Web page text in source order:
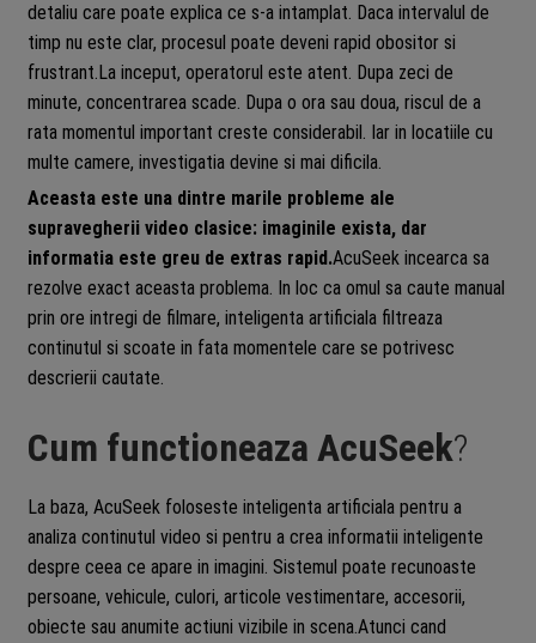
detaliu care poate explica ce s-a intamplat. Daca intervalul de
timp nu este clar, procesul poate deveni rapid obositor si
frustrant.La inceput, operatorul este atent. Dupa zeci de
minute, concentrarea scade. Dupa o ora sau doua, riscul de a
rata momentul important creste considerabil. Iar in locatiile cu
multe camere, investigatia devine si mai dificila.
Aceasta este una dintre marile probleme ale
supravegherii video clasice: imaginile exista, dar
informatia este greu de extras rapid.AcuSeek incearca sa
rezolve exact aceasta problema. In loc ca omul sa caute manual
prin ore intregi de filmare, inteligenta artificiala filtreaza
continutul si scoate in fata momentele care se potrivesc
descrierii cautate.
Cum functioneaza AcuSeek?
La baza, AcuSeek foloseste inteligenta artificiala pentru a
analiza continutul video si pentru a crea informatii inteligente
despre ceea ce apare in imagini. Sistemul poate recunoaste
persoane, vehicule, culori, articole vestimentare, accesorii,
obiecte sau anumite actiuni vizibile in scena.Atunci cand